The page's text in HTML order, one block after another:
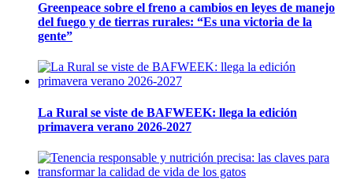
Greenpeace sobre el freno a cambios en leyes de manejo
del fuego y de tierras rurales: “Es una victoria de la
gente”
La Rural se viste de BAFWEEK: llega la edición
primavera verano 2026-2027